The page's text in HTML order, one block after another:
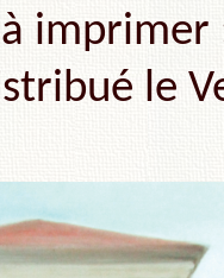
imprimer
le